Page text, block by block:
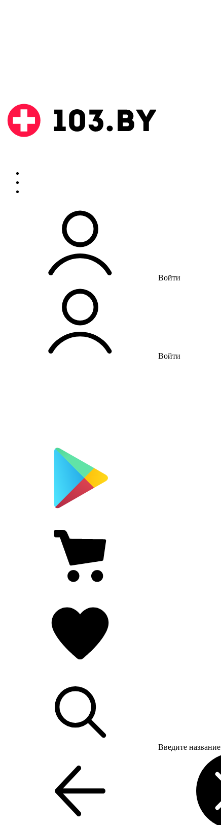
Войти
Войти
Введите название